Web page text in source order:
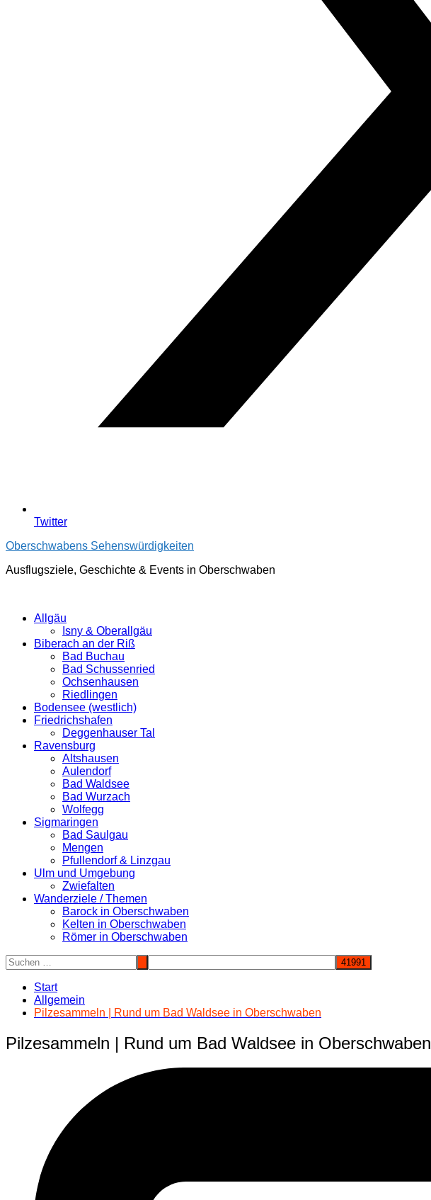
Twitter
Oberschwabens Sehenswürdigkeiten
Ausflugsziele, Geschichte & Events in Oberschwaben
Allgäu
Isny & Oberallgäu
Biberach an der Riß
Bad Buchau
Bad Schussenried
Ochsenhausen
Riedlingen
Bodensee (westlich)
Friedrichshafen
Deggenhauser Tal
Ravensburg
Altshausen
Aulendorf
Bad Waldsee
Bad Wurzach
Wolfegg
Sigmaringen
Bad Saulgau
Mengen
Pfullendorf & Linzgau
Ulm und Umgebung
Zwiefalten
Wanderziele / Themen
Barock in Oberschwaben
Kelten in Oberschwaben
Römer in Oberschwaben
Start
Allgemein
Pilzesammeln | Rund um Bad Waldsee in Oberschwaben
Pilzesammeln | Rund um Bad Waldsee in Oberschwaben